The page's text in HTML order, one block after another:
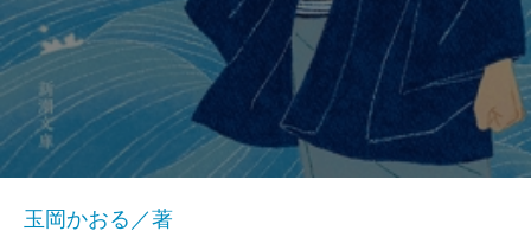
玉岡かおる／著